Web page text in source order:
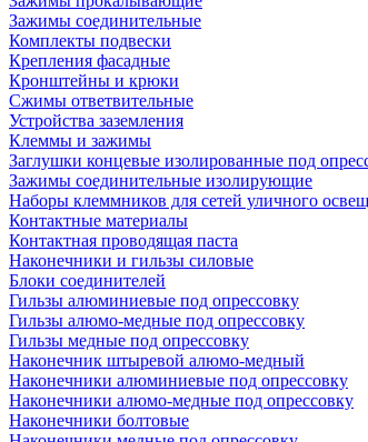
Зажимы соединительные
Комплекты подвески
Крепления фасадные
Кронштейны и крюки
Сжимы ответвительные
Устройства заземления
Клеммы и зажимы
Заглушки концевые изолированные под
Зажимы соединительные изолирующие
Наборы клеммников для сетей уличного
Контактные материалы
Контактная проводящая паста
Наконечники и гильзы силовые
Блоки соединителей
Гильзы алюминиевые под опрессовку
Гильзы алюмо-медные под опрессовку
Гильзы медные под опрессовку
Наконечник штыревой алюмо-медный
Наконечники алюминиевые под опрессовку
Наконечники алюмо-медные под опрессовку
Наконечники болтовые